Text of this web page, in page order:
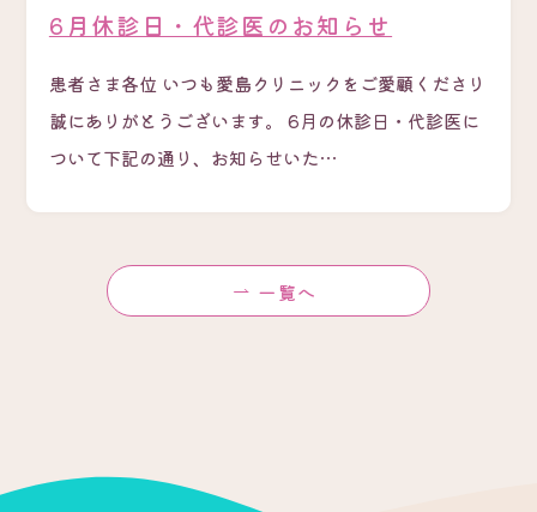
6月休診日・代診医のお知らせ
患者さま各位 いつも愛島クリニックをご愛顧くださり
誠にありがとうございます。 6月の休診日・代診医に
ついて下記の通り、お知らせいた…
一覧へ